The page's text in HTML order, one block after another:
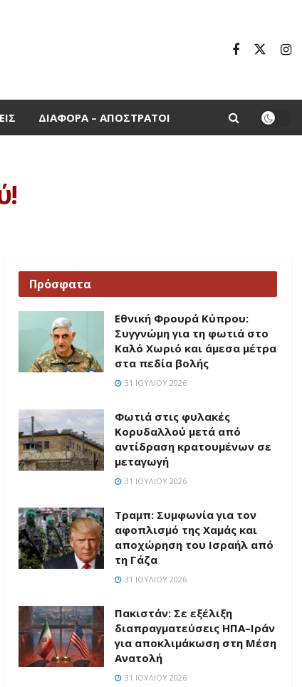
ΔΙΆΦΟΡΑ – ΑΠΌΣΤΡΑΤΟΙ
Πρόσφατα
Εθνική Φρουρά Κύπρου:
Συγγνώμη για τη φωτιά στο
Καλό Χωριό και άμεσα μέτρα
στα πεδία βολής
31 ΙΟΥΛΊΟΥ 2026
Φωτιά στις φυλακές
Κορυδαλλού μετά από
αντίδραση κρατουμένων σε
μεταγωγή
31 ΙΟΥΛΊΟΥ 2026
Τραμπ: Συμφωνία για τον
αφοπλισμό της Χαμάς και
αποχώρηση του Ισραήλ από
τη Γάζα
31 ΙΟΥΛΊΟΥ 2026
Πακιστάν: Σε εξέλιξη
διαπραγματεύσεις ΗΠΑ–Ιράν
για αποκλιμάκωση στη Μέση
Ανατολή
31 ΙΟΥΛΊΟΥ 2026